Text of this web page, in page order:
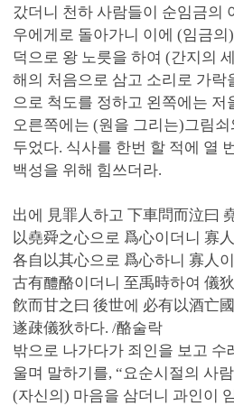
갔더니 천하 사람들이 순임금의
우에게로 돌아가니 이에 (임금의
덕으로 왕 노릇을 하여 (간지의
해의 처음으로 삼고 소리로 가락
으로 척도를 정하고 왼쪽에는 저
오른쪽에는 (원을 그리는)그림
두었다. 식사를 한번 할 적에 열
백성을 위해 힘쓰더라.
出에 見罪人하고 下車問而泣曰
以堯舜之心으로 爲心이더니 寡
各自以其心으로 爲心하니 寡人
古有醴酪이더니 至禹時하여 儀
飮而甘之曰 後世에 必有以酒亡
遂疎儀狄하다. /酪술락
밖으로 나가다가 죄인을 보고 수
울며 말하기를, “요순시절의 사
(자신의) 마음을 삼더니 과인이